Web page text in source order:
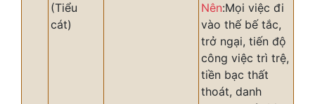
(Tiểu
cát)
Nên:Mọi việc đi
vào thế bế tắc,
trở ngại, tiến độ
công việc trì trệ,
tiền bạc thất
thoát, danh